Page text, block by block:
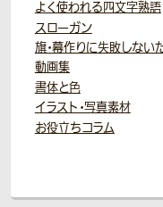
よく使われる四文字熟語
スローガン
旗・幕作りに失敗しない
動画集
書体と色
イラスト・写真素材
お役立ちコラム